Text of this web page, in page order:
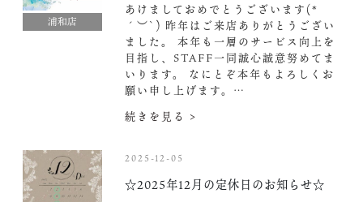
浦和店
あけましておめでとうございます(*
´︶`) 昨年はご来店ありがとうござい
ました。 本年も一層のサービス向上を
目指し、STAFF一同誠心誠意努めてま
いります。 なにとぞ本年もよろしくお
願い申し上げます。…
続きを見る >
2025-12-05
☆2025年12月の定休日のお知らせ☆